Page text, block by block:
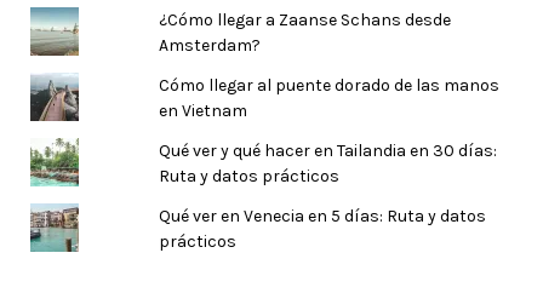
¿Cómo llegar a Zaanse Schans desde
Amsterdam?
Cómo llegar al puente dorado de las manos
en Vietnam
Qué ver y qué hacer en Tailandia en 30 días:
Ruta y datos prácticos
Qué ver en Venecia en 5 días: Ruta y datos
prácticos